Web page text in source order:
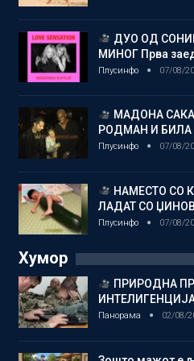
ДУО ОД
МИНОГ Прва
Плусинфо 07/08/
МАДОНА
РОДМАН И
Плусинфо 07/08/
НАМЕСТО СО
ЛАДАТ СО
Плусинфо 07/08/
Хумор
ПРИРОДНА
Панорама 02/08/